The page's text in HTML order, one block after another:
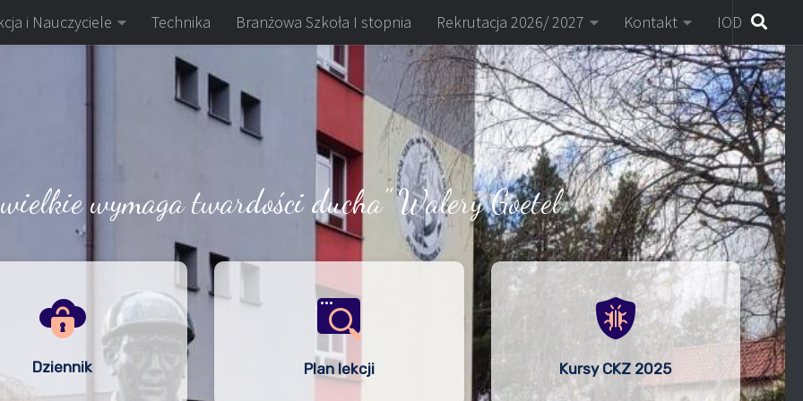
i Nauczyciele Technika Branżowa Szkoła I stopnia Rekrutacja 2026/ 2027 Kontakt IOD
wymaga twardości ducha" Walery Goetel
Dziennik Plan lekcji Kursy CKZ 2025